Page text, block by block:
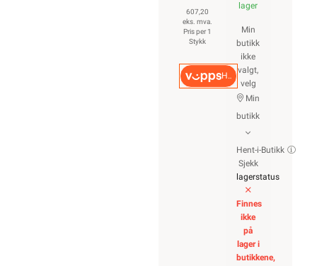
607,20
eks. mva.
Pris per 1
Stykk
Hurtigkasse
lager
Min
butikk
ikke
valgt,
velg
Min
butikk
Hent-i-Butikk
Sjekk
lagerstatus
Finnes
ikke
på
lager i
butikkene,